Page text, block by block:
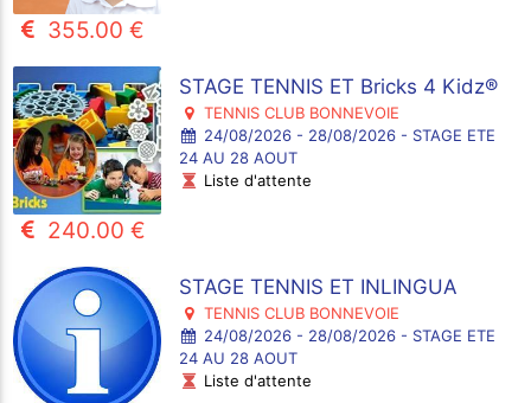
355.00 €
STAGE TENNIS ET Bricks 4 Kidz®
TENNIS CLUB BONNEVOIE
24/08/2026 - 28/08/2026 - STAGE ETE
24 AU 28 AOUT
Liste d'attente
240.00 €
STAGE TENNIS ET INLINGUA
TENNIS CLUB BONNEVOIE
24/08/2026 - 28/08/2026 - STAGE ETE
24 AU 28 AOUT
Liste d'attente